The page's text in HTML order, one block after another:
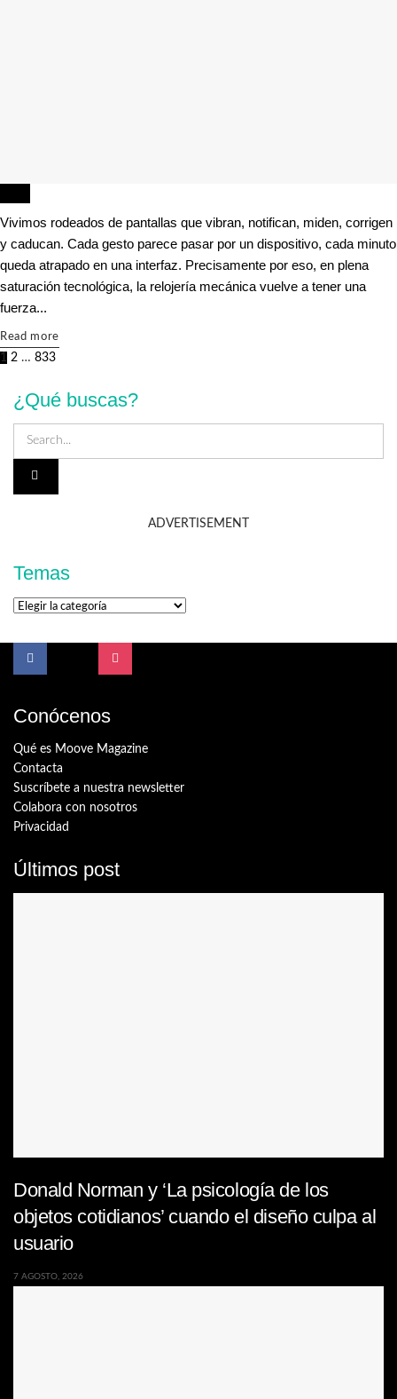
Vivimos rodeados de pantallas que vibran, notifican, miden, corrigen
y caducan. Cada gesto parece pasar por un dispositivo, cada minuto
queda atrapado en una interfaz. Precisamente por eso, en plena
saturación tecnológica, la relojería mecánica vuelve a tener una
fuerza...
Read moreDetails
1 2 … 833
¿Qué buscas?
ADVERTISEMENT
Temas
Temas
Conócenos
Qué es Moove Magazine
Contacta
Suscríbete a nuestra newsletter
Colabora con nosotros
Privacidad
Últimos post
Donald Norman y ‘La psicología de los
objetos cotidianos’ cuando el diseño culpa al
usuario
7 AGOSTO, 2026